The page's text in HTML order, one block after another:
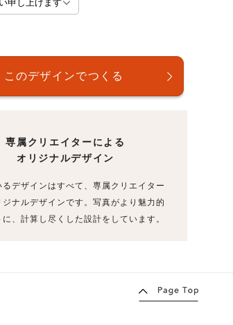
専属クリエイターによる
オリジナルデザイン
るデザインはすべて、専属クリエイター
ジナルデザインです。写真がより魅力的
に、計算し尽くした設計をしています。